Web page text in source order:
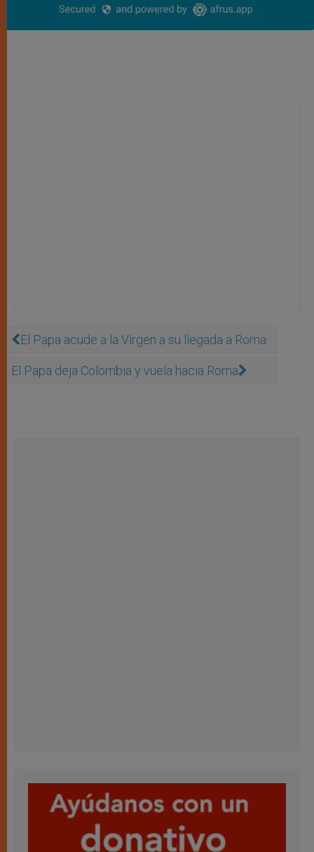
El Papa acude a la Virgen a su llegada a Roma
El Papa deja Colombia y vuela hacia Roma